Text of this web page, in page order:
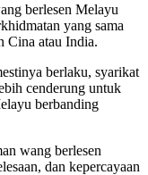
berlesen Melayu
yang sama
Cina atau India.
berlaku, syarikat
cenderung untuk
berbanding
wang berlesen
dan kepercayaan